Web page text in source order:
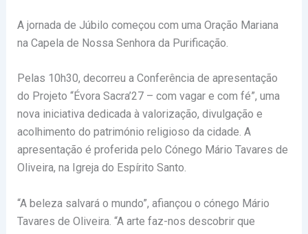
A jornada de Júbilo começou com uma Oração Mariana
na Capela de Nossa Senhora da Purificação.
Pelas 10h30, decorreu a Conferência de apresentação
do Projeto “Évora Sacra’27 – com vagar e com fé”, uma
nova iniciativa dedicada à valorização, divulgação e
acolhimento do património religioso da cidade. A
apresentação é proferida pelo Cónego Mário Tavares de
Oliveira, na Igreja do Espírito Santo.
“A beleza salvará o mundo”, afiançou o cónego Mário
Tavares de Oliveira. “A arte faz-nos descobrir que